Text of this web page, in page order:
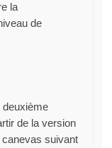
la
de
deuxième
de la version
suivant